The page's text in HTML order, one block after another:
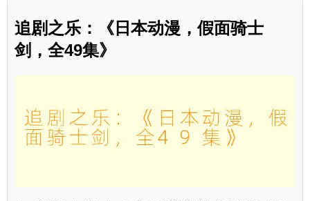
追剧之乐：《日本动漫，假面骑士
剑，全49集》